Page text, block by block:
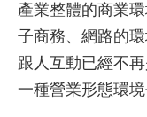
產業整體的商業
子商務、網路的
跟人互動已經不
一種營業形態環